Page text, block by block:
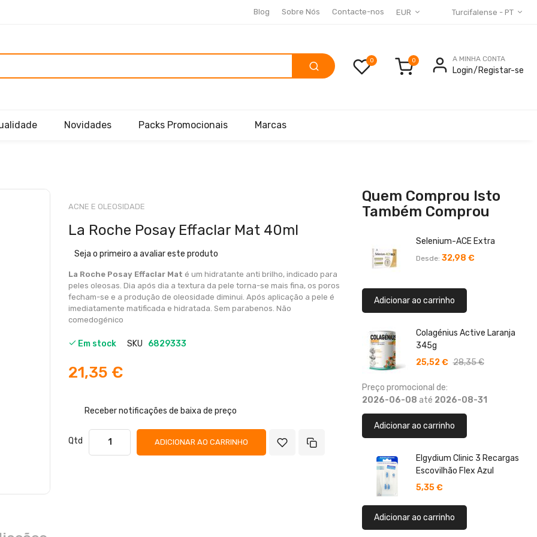
EUR Turcifalense - PT
Blog Sobre Nós Contacte-nos
0 A MINHA CONTA
Login Registar-se
Novidades Packs Promocionais Marcas
ACNE E OLEOSIDADE
La Roche Posay Effaclar Mat 40ml
Seja o primeiro a avaliar este produto
La Roche Posay Effaclar Mat é um hidratante anti brilho, indicado para
peles oleosas. Dia após dia a textura da pele torna-se mais fina, os poros
fecham-se e a produção de oleosidade diminui. Após aplicação a pele é
imediatamente matificada e hidratada. Sem parabenos. Não
comedogénico
Em stock SKU 6829333
21,35 €
Receber notificações de baixa de preço
Qtd ADICIONAR AO CARRINHO
Saltar
Galeria
imagens
Quem Comprou Isto
Também Comprou
Selenium-ACE Extra
Desde 32,98 €
Adicionar ao carrinho
Colagénius Active Laranja
345g
25,52 € 28,35 €
Preço promocional de:
2026-06-08 até 2026-08-31
Adicionar ao carrinho
Elgydium Clinic 3 Recargas
Escovilhão Flex Azul
5,35 €
Adicionar ao carrinho